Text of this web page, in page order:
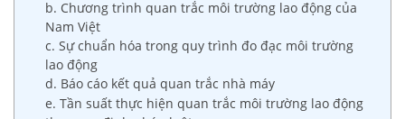
b. Chương trình quan trắc môi trường lao động của
Nam Việt
c. Sự chuẩn hóa trong quy trình đo đạc môi trường
lao động
d. Báo cáo kết quả quan trắc nhà máy
e. Tần suất thực hiện quan trắc môi trường lao động